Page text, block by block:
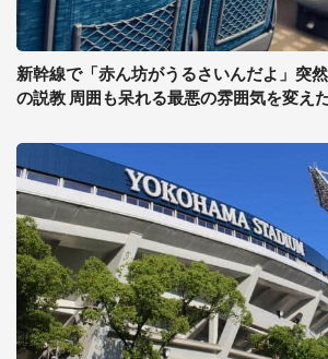
新幹線で「赤ん坊がうるさいんだよ」突
の説教 周囲も呆れる最悪の雰囲気を変え